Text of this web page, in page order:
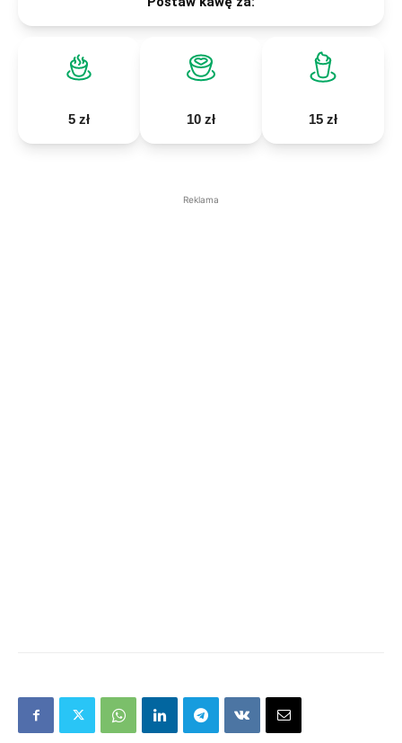
5 zł 10 zł 15 zł
Reklama